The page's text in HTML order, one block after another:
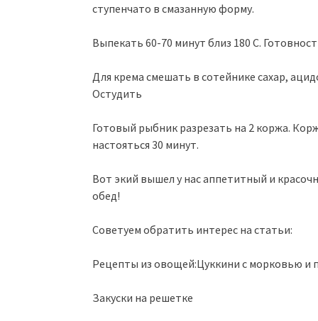
ступенчато в смазанную форму.
Выпекать 60-70 минут близ 180 С.
Для крема смешать в сотейнике сахар,
Остудить
Готовый рыбник разрезать на 2 коржа.
настояться 30 минут.
Вот экий вышел у нас аппетитный и
обед!
Советуем обратить интерес на статьи:
Рецепты из овощей:Цуккини с морковью и
Закуски на решетке